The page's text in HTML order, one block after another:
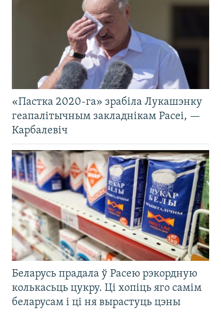
«Пастка 2020-га» зрабіла Лукашэнку
геапалітычным закладнікам Расеі, —
Карбалевіч
Беларусь прадала ў Расею рэкордную
колькасьць цукру. Ці хопіць яго самім
беларусам і ці ня вырастуць цэны